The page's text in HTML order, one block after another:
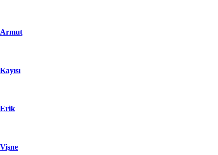
Armut
Kayısı
Erik
Vişne